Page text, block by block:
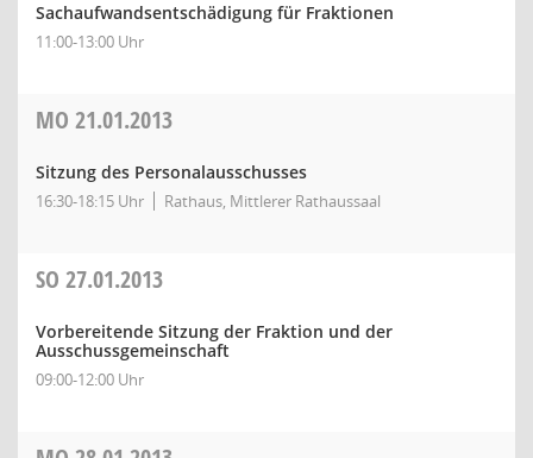
Sachaufwandsentschädigung für Fraktionen
11:00-13:00 Uhr
MO 21.01.2013
Sitzung des Personalausschusses
16:30-18:15 Uhr Rathaus, Mittlerer Rathaussaal
SO 27.01.2013
Vorbereitende Sitzung der Fraktion und der
Ausschussgemeinschaft
09:00-12:00 Uhr